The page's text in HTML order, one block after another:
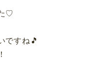
♡
ですね🎵